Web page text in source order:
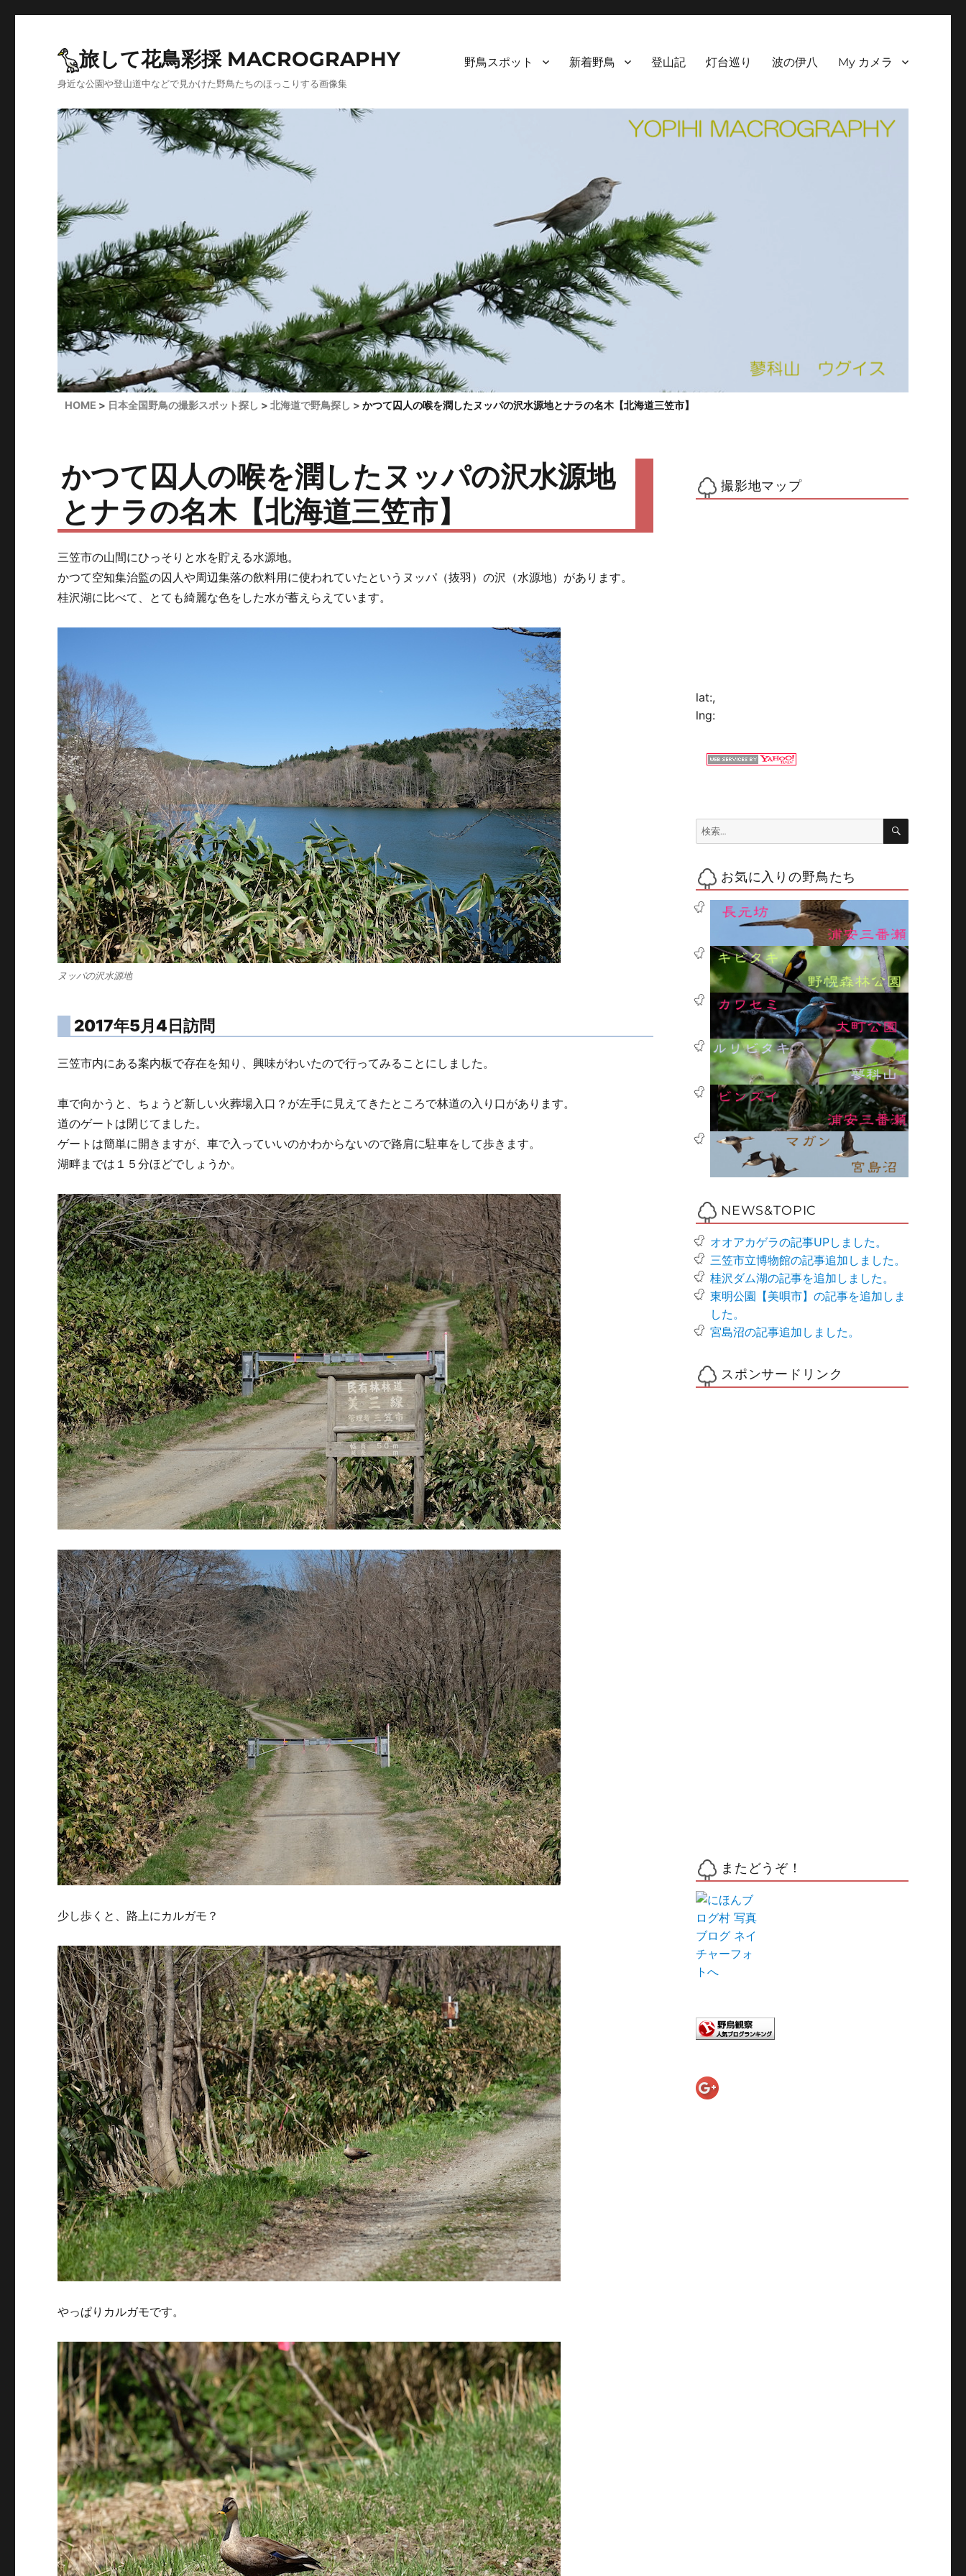
旅して花鳥彩採 MACROGRAPHY
身近な公園や登山道中などで見かけた野鳥たちのほっこりする画像集
野鳥スポット 新着野鳥 登山記 灯台巡り 波の伊八 My カメラ
HOME 日本全国野鳥の撮影スポット探し 北海道で野鳥探し かつて囚人の喉を潤したヌッパの沢水源地とナラの名木【北海道三笠市】
かつて囚人の喉を潤したヌッパの沢水源地
とナラの名木【北海道三笠市】
三笠市の山間にひっそりと水を貯える水源地。
かつて空知集治監の囚人や周辺集落の飲料用に使われていたというヌッパ（抜羽）の沢（水源地）があります。
桂沢湖に比べて、とても綺麗な色をした水が蓄えらえています。
ヌッパの沢水源地
2017年5月4日訪問
三笠市内にある案内板で存在を知り、興味がわいたので行ってみることにしました。
車で向かうと、ちょうど新しい火葬場入口？が左手に見えてきたところで林道の入り口があります。
道のゲートは閉じてました。
ゲートは簡単に開きますが、車で入っていいのかわからないので路肩に駐車をして歩きます。
湖畔までは１５分ほどでしょうか。
少し歩くと、路上にカルガモ？
やっぱりカルガモです。
撮影地マップ
lat:,
lng:
検
索:
検
お気に入りの野鳥たち
NEWS&TOPIC
オオアカゲラの記事UPしました。
三笠市立博物館の記事追加しました。
桂沢ダム湖の記事を追加しました。
東明公園【美唄市】の記事を追加しま
した。
宮島沼の記事追加しました。
スポンサードリンク
またどうぞ！